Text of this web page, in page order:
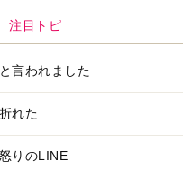
注目トピ
言われました
れた
りのLINE